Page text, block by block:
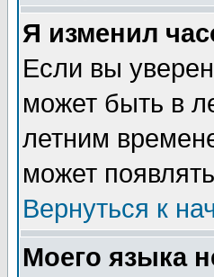
Я изменил
Если вы
может быть в
летним
может
Вернуться к
Моего языка